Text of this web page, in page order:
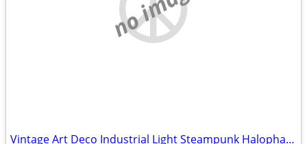
Vintage Art Deco Industrial Light Steampunk Halophane Shade Many avail